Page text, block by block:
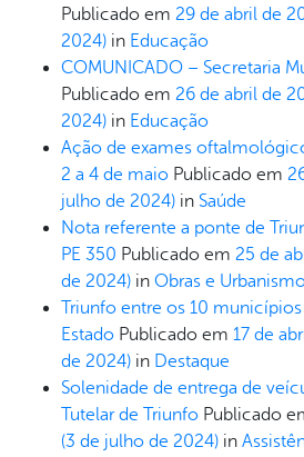
Publicado em 29 de abril de
2024) in Educação
COMUNICADO – Secretaria
Publicado em 26 de abril de
2024) in Educação
Ação de exames
2 a 4 de maio Publicado em
julho de 2024) in Saúde
Nota referente a ponte de
PE 350 Publicado em 25 de
de 2024) in Obras e
Triunfo entre os 10
Estado Publicado em 17 de
de 2024) in Destaque
Solenidade de entrega de
Tutelar de Triunfo Publicado
(3 de julho de 2024) in